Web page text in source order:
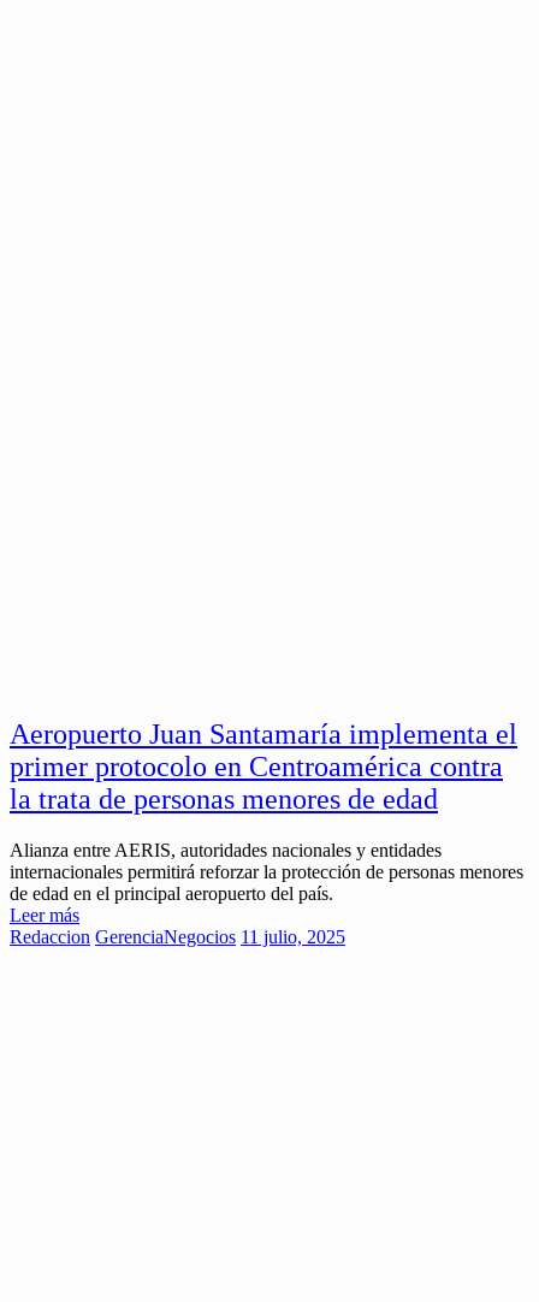
Aeropuerto Juan Santamaría implementa el
primer protocolo en Centroamérica contra
la trata de personas menores de edad
Alianza entre AERIS, autoridades nacionales y entidades
internacionales permitirá reforzar la protección de personas menores
de edad en el principal aeropuerto del país.
Leer más
Redaccion GerenciaNegocios 11 julio, 2025